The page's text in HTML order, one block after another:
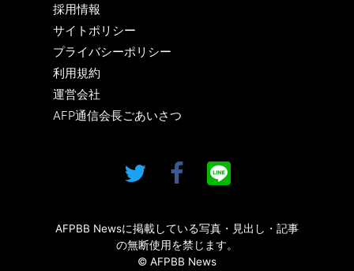
採用情報
サイトポリシー
プライバシーポリシー
利用規約
運営会社
AFP通信会長ごあいさつ
AFPBB Newsに掲載している写真・見出し・記事
の無断使用を禁じます。
© AFPBB News